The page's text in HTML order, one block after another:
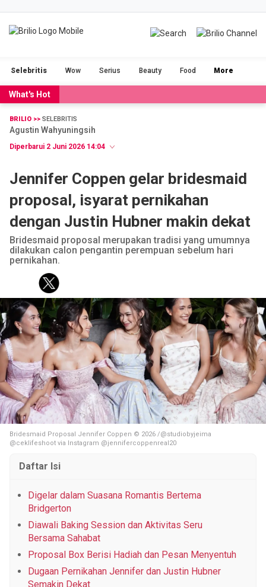
Selebritis Wow Serius Beauty Food More
CINTA NGAKAK
OLAHRAGA POPULAR
SERIUS STORIES
VIDEO RAGAM
FASHION PERSONAL FINANCE
PESTA BOLA
Tentang Brilio Iklan Hak Cipta
Kode Etik
Kontak
Privasi Karir Site Map
© 2026 Brilio.net KLY KapanLagi Youniverse All Right Reserved
What's Hot
BRILIO >> SELEBRITIS
Agustin Wahyuningsih
Diperbarui 2 Juni 2026 14:04
Jennifer Coppen gelar bridesmaid
proposal, isyarat pernikahan
dengan Justin Hubner makin dekat
Bridesmaid proposal merupakan tradisi yang umumnya
dilakukan calon pengantin perempuan sebelum hari
pernikahan.
Bridesmaid Proposal Jennifer Coppen © 2026 /@studiobyjeima
@ceklifeshoot via Instagram @jennifercoppenreal20
Daftar Isi
Digelar dalam Suasana Romantis Bertema
Bridgerton
Diawali Baking Session dan Aktivitas Seru
Bersama Sahabat
Proposal Box Berisi Hadiah dan Pesan Menyentuh
Dugaan Pernikahan Jennifer dan Justin Hubner
Semakin Dekat